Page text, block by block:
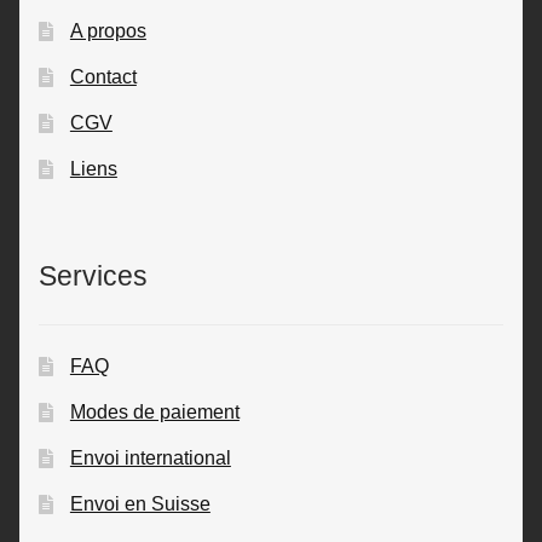
A propos
Contact
CGV
Liens
Services
FAQ
Modes de paiement
Envoi international
Envoi en Suisse